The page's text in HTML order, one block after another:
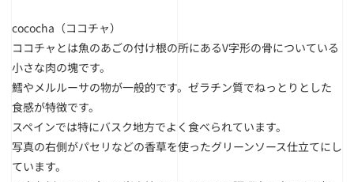
cococha（ココチャ）
ココチャとは魚のあごの付け根の所にあるV字形の骨についている
小さな肉の塊です。
鱈やメルルーサの物が一般的です。ゼラチン質でねっとりとした
食感が特徴です。
スペインでは特にバスク地方でよく食べられています。
写真の右側がパセリなどの香草を使ったグリーンソース仕立てにし
ています。